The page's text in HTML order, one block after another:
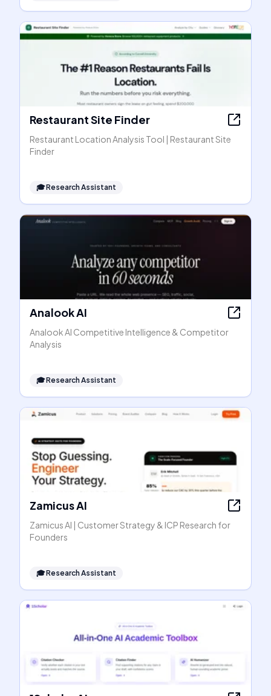
Restaurant Site Finder
Restaurant Location Analysis Tool | Restaurant Site
Finder
🎓Research Assistant
Analook AI
Analook AI Competitive Intelligence & Competitor
Analysis
🎓Research Assistant
Zamicus AI
Zamicus AI | Customer Strategy & ICP Research for
Founders
🎓Research Assistant